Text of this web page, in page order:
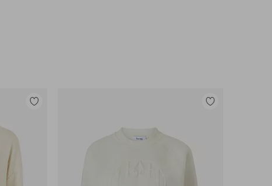
Lisää
Lisää